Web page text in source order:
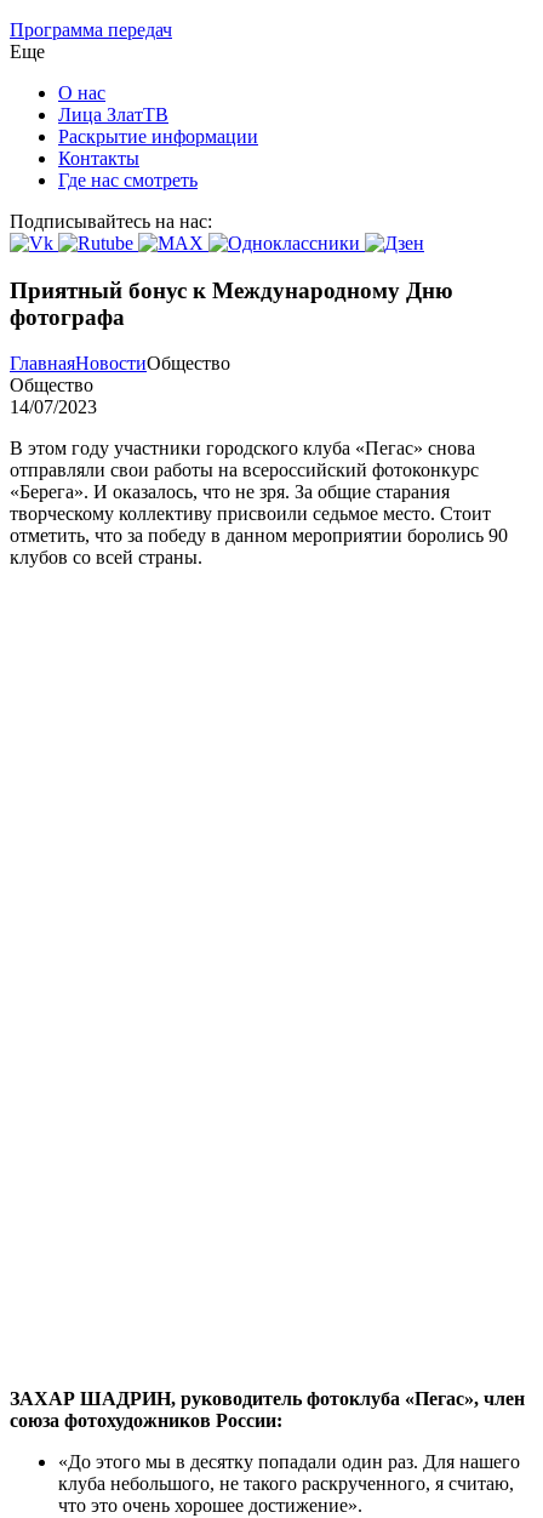
Программа передач
Еще
О нас
Лица ЗлатТВ
Раскрытие информации
Контакты
Где нас смотреть
Подписывайтесь на нас:
Приятный бонус к Международному Дню
фотографа
ГлавнаяНовостиОбщество
Общество
14/07/2023
В этом году участники городского клуба «Пегас» снова
отправляли свои работы на всероссийский фотоконкурс
«Берега». И оказалось, что не зря. За общие старания
творческому коллективу присвоили седьмое место. Стоит
отметить, что за победу в данном мероприятии боролись 90
клубов со всей страны.
ЗАХАР ШАДРИН, руководитель фотоклуба «Пегас», член
союза фотохудожников России:
«До этого мы в десятку попадали один раз. Для нашего
клуба небольшого, не такого раскрученного, я считаю,
что это очень хорошее достижение».